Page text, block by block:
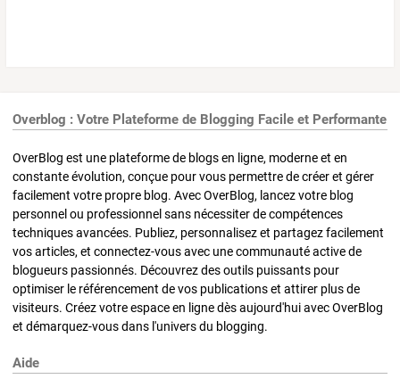
Overblog : Votre Plateforme de Blogging Facile et Performante
OverBlog est une plateforme de blogs en ligne, moderne et en
constante évolution, conçue pour vous permettre de créer et gérer
facilement votre propre blog. Avec OverBlog, lancez votre blog
personnel ou professionnel sans nécessiter de compétences
techniques avancées. Publiez, personnalisez et partagez facilement
vos articles, et connectez-vous avec une communauté active de
blogueurs passionnés. Découvrez des outils puissants pour
optimiser le référencement de vos publications et attirer plus de
visiteurs. Créez votre espace en ligne dès aujourd'hui avec OverBlog
et démarquez-vous dans l'univers du blogging.
Aide